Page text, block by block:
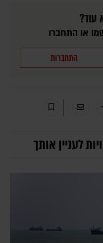
עוד?
או התחברו
התחברות
לעניין אותך